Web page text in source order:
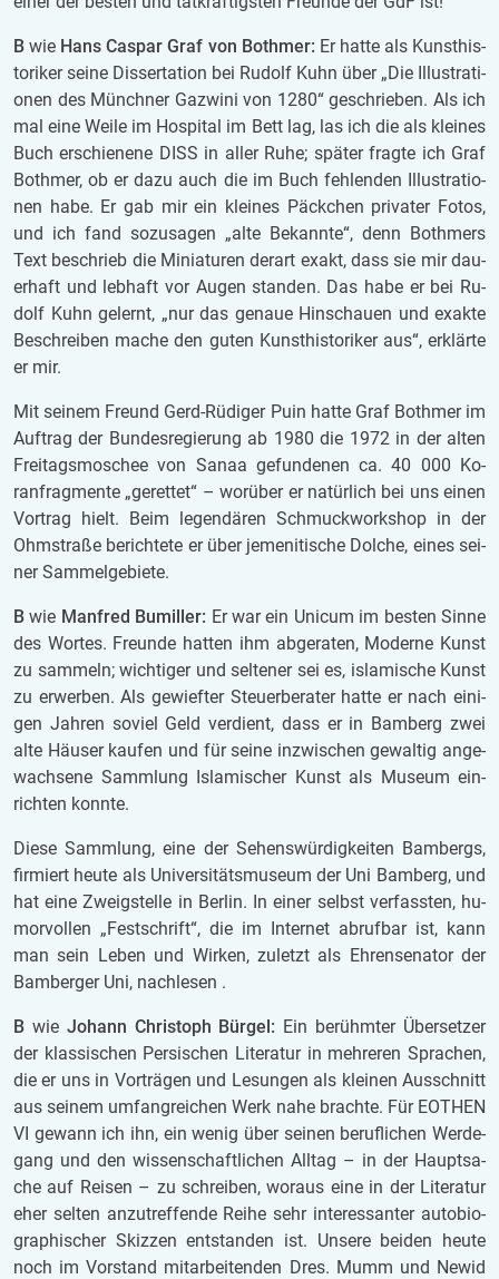
Bwie Hans Cas­par Graf von Both­mer: Er hatte als Kunst­his­
to­ri­ker seine Dis­ser­ta­ti­on bei Ru­dolf Kuhn über „Die Il­lus­tra­ti­
o­nen des Münch­ner Ga­zwi­ni von 1280“ ge­schrie­ben. Als ich
mal eine Weile im Hos­pi­tal im Bett lag, las ich die als klei­nes
Buch er­schie­ne­ne DISS in aller Ruhe; spä­ter frag­te ich Graf
Both­mer, ob er dazu auch die im Buch feh­len­den Il­lus­tra­ti­o­
nen habe. Er gab mir ein klei­nes Päck­chen pri­va­ter Fotos,
und ich fand so­zu­sa­gen „alte Be­kann­te“, denn Both­mers
Text be­schrieb die Mi­ni­a­tu­ren der­art exakt, dass sie mir dau­
er­haft und leb­haft vor Augen stan­den. Das habe er bei Ru­
dolf Kuhn ge­lernt, „nur das ge­naue Hin­schau­en und ex­ak­te
Be­schrei­ben mache den guten Kunst­his­to­ri­ker aus“, er­klär­te
er mir.
Mit sei­nem Freund Gerd-Rü­di­ger Puin hatte Graf Both­mer im
Auf­trag der Bun­des­re­gie­rung ab 1980 die 1972 in der alten
Frei­tags­mo­schee von Sanaa ge­fun­de­nen ca. 40 000 Ko­
ranfrag­men­te „ge­ret­tet“ – wor­über er na­tür­lich bei uns einen
Vor­trag hielt. Beim le­gen­dä­ren Schmuck­work­shop in der
Ohm­stra­ße be­rich­te­te er über je­me­ni­ti­sche Dol­che, eines sei­
ner Sam­mel­ge­bie­te.
Bwie Man­fred Bu­mil­ler: Er war ein Uni­cum im bes­ten Sinne
des Wor­tes. Freun­de hat­ten ihm ab­ge­ra­ten, Mo­der­ne Kunst
zu sam­meln; wich­ti­ger und sel­te­ner sei es, is­la­mi­sche Kunst
zu er­wer­ben. Als ge­wief­ter Steu­er­be­ra­ter hatte er nach ei­ni­
gen Jah­ren so­viel Geld ver­dient, dass er in Bam­berg zwei
alte Häu­ser kau­fen und für seine in­zwi­schen ge­wal­tig an­ge­
wach­se­ne Samm­lung Is­la­mi­scher Kunst als Mu­se­um ein­
rich­ten konn­te.
Diese Samm­lung, eine der Se­hens­wür­dig­kei­ten Bam­bergs,
fir­miert heute als Uni­ver­si­täts­mu­se­um der Uni Bam­berg, und
hat eine Zweig­stel­le in Ber­lin. In einer selbst ver­fass­ten, hu­
mor­vol­len „Fest­schrift“, die im In­ter­net ab­ruf­bar ist, kann
man sein Leben und Wir­ken, zu­letzt als Eh­ren­se­na­tor der
Bam­ber­ger Uni, nach­le­sen .
B wieJo­hann Chris­toph Bür­gel: Ein be­rühm­ter Über­set­zer
der klas­si­schen Per­si­schen Li­te­ra­tur in meh­re­ren Spra­chen,
die er uns in Vor­trä­gen und Le­sun­gen als klei­nen Aus­schnitt
aus sei­nem um­fang­rei­chen Werk nahe brach­te. Für EO­THEN
VI ge­wann ich ihn, ein wenig über sei­nen be­ruf­li­chen Wer­de­
gang und den wis­sen­schaft­li­chen All­tag – in der Haupt­sa­
che auf Rei­sen – zu schrei­ben, wor­aus eine in der Li­te­ra­tur
eher sel­ten an­zu­tref­fen­de Reihe sehr in­ter­es­san­ter au­to­bio­
gra­phi­scher Skiz­zen ent­stan­den ist. Un­se­re bei­den heute
noch im Vor­stand mit­ar­bei­ten­den Dres. Mumm und Newid